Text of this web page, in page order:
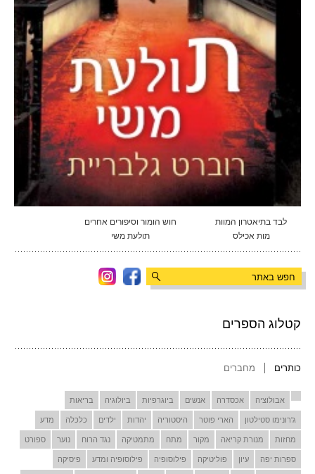
קטלוג הספרים
כותרים מחברים
אבולוציה אכסדרה אנשים ביוגרפיות ביולוגיה בריאות
ג'רונימו סטילטון הארי פוטר היסטוריה יהדות ילדים כלכלה מדע
מחזות מנורת קריאה מקור מתח מתמטיקה נגד הרוח נוער ספורט
ספרות יפה עיון פוליטיקה פילוסופיה פילוסופיה ומדע פיסיקה
לבד בתיאטרון המוות
חוש הומור וסיפורים אחרים
מות אכילס
תולעת משי